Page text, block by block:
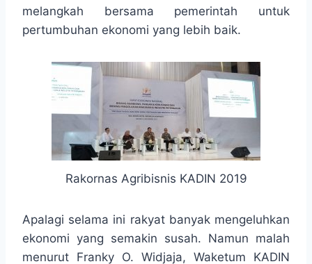
melangkah bersama pemerintah untuk
pertumbuhan ekonomi yang lebih baik.
Rakornas Agribisnis KADIN 2019
Apalagi selama ini rakyat banyak mengeluhkan
ekonomi yang semakin susah. Namun malah
menurut Franky O. Widjaja, Waketum KADIN